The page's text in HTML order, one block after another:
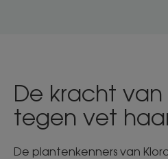
De kracht
tegen vet
De plantenkenners van